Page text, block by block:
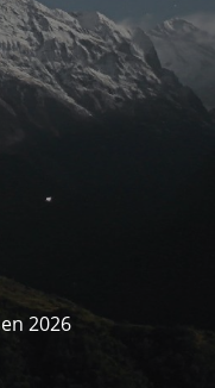
2026